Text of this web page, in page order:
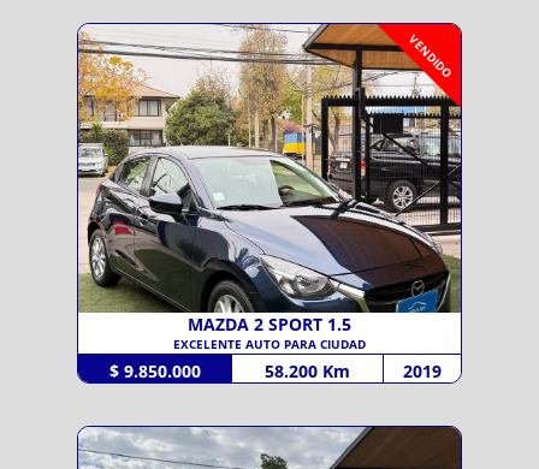
VENDIDO
MAZDA 2 SPORT 1.5
EXCELENTE AUTO PARA CIUDAD
$ 9.850.000 58.200 Km 2019